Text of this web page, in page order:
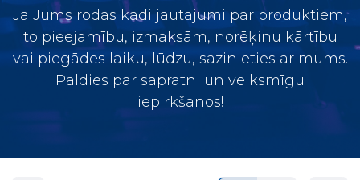
Ja Jums rodas kādi jautājumi par produktiem,
to pieejamību, izmaksām, norēķinu kārtību
vai piegādes laiku, lūdzu, sazinieties ar mums.
Paldies par sapratni un veiksmīgu
iepirkšanos!